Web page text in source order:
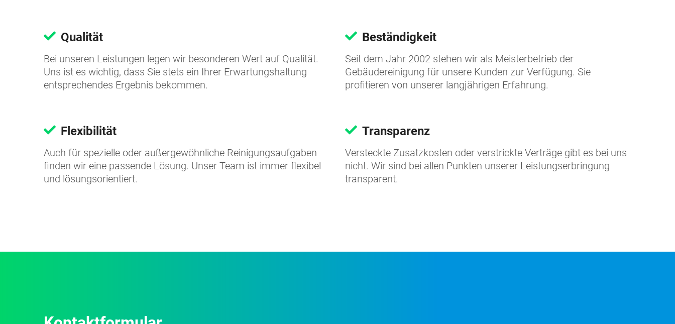
Qualität
Bei unseren Leistungen legen wir besonderen Wert auf Qualität.
Uns ist es wichtig, dass Sie stets ein Ihrer Erwartungshaltung
entsprechendes Ergebnis bekommen.
Beständigkeit
Seit dem Jahr 2002 stehen wir als Meisterbetrieb der
Gebäudereinigung für unsere Kunden zur Verfügung. Sie
profitieren von unserer langjährigen Erfahrung.
Flexibilität
Auch für spezielle oder außergewöhnliche Reinigungsaufgaben
finden wir eine passende Lösung. Unser Team ist immer flexibel
und lösungsorientiert.
Transparenz
Versteckte Zusatzkosten oder verstrickte Verträge gibt es bei uns
nicht. Wir sind bei allen Punkten unserer Leistungserbringung
transparent.